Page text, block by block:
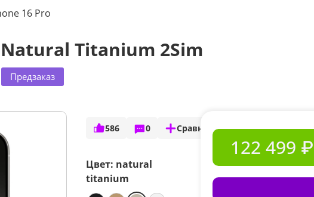
16 Pro
Предзаказ
Titanium 2Sim
586 0 Сравнить
Цвет: natural
titanium
122 499 ₽